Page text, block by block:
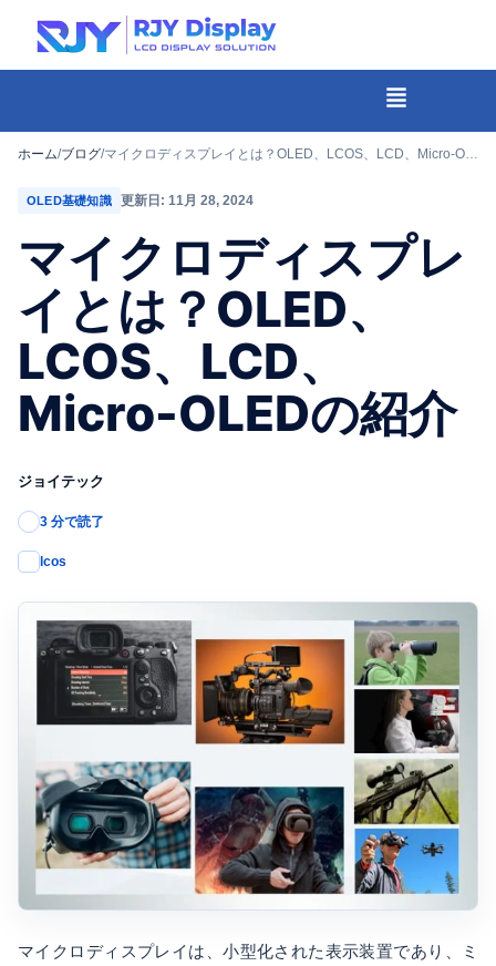
Skip
メ
ニ
ュ
ー
ホーム/ブログ/ マイクロディスプレイとは？OLED、LCOS、LCD、Micro-OLEDの紹介
OLED基礎知識 更新日: 11月 28, 2024
マイクロディスプレ
イとは？OLED、
LCOS、LCD、
Micro-OLEDの紹介
ジョイテック
3 分で読了
lcos
マイクロディスプレイは、小型化された表示装置であり、ミ